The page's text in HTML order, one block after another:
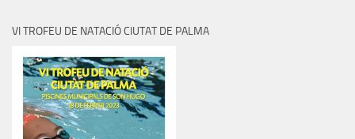
VI TROFEU DE NATACIÓ CIUTAT DE PALMA